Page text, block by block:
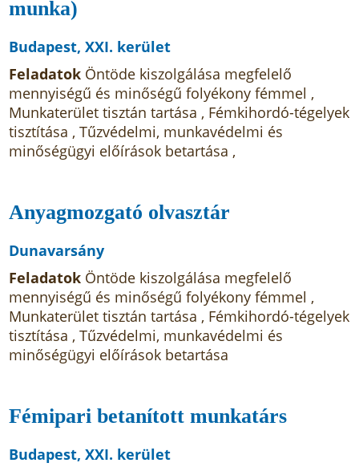
munka)
Budapest, XXI. kerület
Feladatok Öntöde kiszolgálása megfelelő
mennyiségű és minőségű folyékony fémmel ,
Munkaterület tisztán tartása , Fémkihordó-tégelyek
tisztítása , Tűzvédelmi, munkavédelmi és
minőségügyi előírások betartása ,
Anyagmozgató olvasztár
Dunavarsány
Feladatok Öntöde kiszolgálása megfelelő
mennyiségű és minőségű folyékony fémmel ,
Munkaterület tisztán tartása , Fémkihordó-tégelyek
tisztítása , Tűzvédelmi, munkavédelmi és
minőségügyi előírások betartása
Fémipari betanított munkatárs
Budapest, XXI. kerület